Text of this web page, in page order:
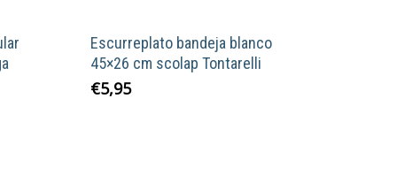
Escurreplato bandeja blanco
45×26 cm scolap Tontarelli
€5,95